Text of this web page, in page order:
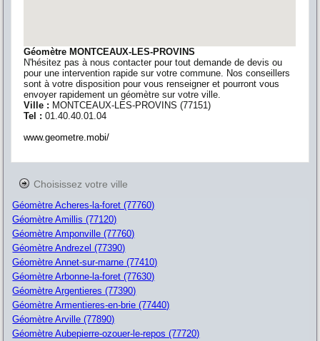
Géomètre MONTCEAUX-LES-PROVINS
N'hésitez pas à nous contacter pour tout demande de devis ou
pour une intervention rapide sur votre commune. Nos conseillers
sont à votre disposition pour vous renseigner et pourront vous
envoyer rapidement un géomètre sur votre ville.
Ville : MONTCEAUX-LES-PROVINS (77151)
Tel :01.40.40.01.04
www.geometre.mobi/
Choisissez votre ville
Géomètre Acheres-la-foret (77760)
Géomètre Amillis (77120)
Géomètre Amponville (77760)
Géomètre Andrezel (77390)
Géomètre Annet-sur-marne (77410)
Géomètre Arbonne-la-foret (77630)
Géomètre Argentieres (77390)
Géomètre Armentieres-en-brie (77440)
Géomètre Arville (77890)
Géomètre Aubepierre-ozouer-le-repos (77720)